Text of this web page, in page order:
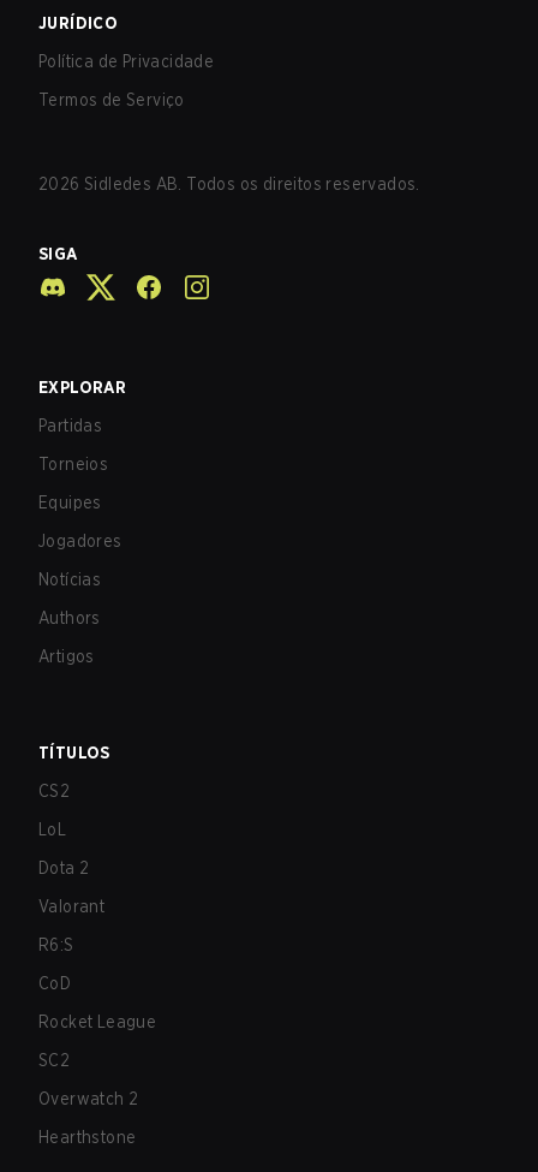
JURÍDICO
Política de Privacidade
Termos de Serviço
2026 Sidledes AB. Todos os direitos reservados.
SIGA
EXPLORAR
Partidas
Torneios
Equipes
Jogadores
Notícias
Authors
Artigos
TÍTULOS
CS2
LoL
Dota 2
Valorant
R6:S
CoD
Rocket League
SC2
Overwatch 2
Hearthstone